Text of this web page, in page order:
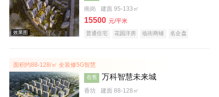
效果图
南岗 建面 95-133㎡
15500 元/平米
普通住宅 花园洋房 临街商铺 名企盘
面积约88-128/㎡ 全装修5G智慧
在售 万科智慧未来城
香坊 建面 88-128㎡